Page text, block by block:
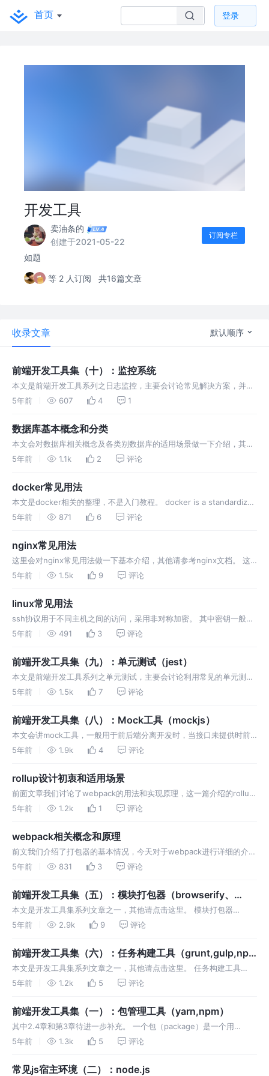
首页 登录
开发工具
卖油条的
创建于2021-05-22
订阅专栏
如题
等 2 人订阅 共16篇文章
收录文章 默认顺序
前端开发工具集（十）：监控系统
本文是前端开发工具系列之日志监控，主要会讨论常见解决方案，并选
取一种进行详细介绍，该系列其他部分请参考这里。 前端监控系统虽重
手段替代，一方面不可替代的部分影响大多也不会太致命，因此可按需
引入。 js错误，比如由于浏…
5年前 607 4 1
数据库基本概念和分类
本文会对数据库相关概念及各类别数据库的适用场景做一下介绍，其中
概念部分主要参考 Database System Concepts, Sixth Edition 和
本介绍…
5年前 1.1k 2 评论
docker常见用法
本文是docker相关的整理，不是入门教程。 docker is a standardized
unit of software,可以更轻量的实现虚拟机的资源隔离和分配功能，可
建多个不同环境。相关术语可以参…
5年前 871 6 评论
nginx常见用法
这里会对nginx常见用法做一下基本介绍，其他请参考nginx文档。 这
里假定已经下载完。 nginx包含很多模块，我们可以使用配置文件中的
一个分号。 一个块指令(block directive)和一个简单指令类…
5年前 1.5k 9 评论
linux常见用法
ssh协议用于不同主机之间的访问，采用非对称加密。 其中密钥一般在
~/.ssh下面，其中id_rsa.pub表示公钥，id_rsa表示私钥，如果不存在
此为了防止中间人攻击，第一次登录时需要确认被登…
5年前 491 3 评论
前端开发工具集（九）：单元测试（jest）
本文是前端开发工具系列之单元测试，主要会讨论利用常见的单元测试
工具的原理和使用，保证前端开发时的代码正确性，该系列其他部分请
成全套的自动化测试。 unit test 单元测试是对一个模块、一个函数或
者一个类来进行正…
5年前 1.5k 7 评论
前端开发工具集（八）：Mock工具（mockjs）
本文会讲mock工具，一般用于前后端分离开发时，当接口未提供时前
端进行模拟接口数据，也可用于自动化测试。 主要内容是从源码出发对
Handler.gen(rurl),后者在这里定义，这里的参数是模板templa…
5年前 1.9k 4 评论
rollup设计初衷和适用场景
前面文章我们讨论了webpack的用法和实现原理，这一篇介绍的rollup
是另一个打包器，有了之前的基础，rollup的使用就很简单了，因此相
块组合在一起，解决全局作用域和依赖关系等问题。rollup是在es6的
模…
5年前 1.2k 1 评论
webpack相关概念和原理
前文我们介绍了打包器的基本情况，今天对于webpack进行详细的介
绍。 执行webpack打包我们第一个文件，如果没有配置文件默认entry
npx webpack或者在package.js…
5年前 831 3 评论
前端开发工具集（五）：模块打包器（browserify、
parcel、rollup、webpack）
本文是开发工具集系列文章之一，其他请点击这里。 模块打包器
(module bundler)，顾名思义就是将各个模块（module）打包到一个
对应script的一个概念，即可以理解为应用中使用到的非全…
5年前 2.9k 9 评论
前端开发工具集（六）：任务构建工具（grunt,gulp,npm
script）
本文是开发工具集系列文章之一，其他请点击这里。 任务构建工具
（task-runner）就是一些自动化组织、执行任务的工具，用来执行一
工具包括gulp,grunt,还有npm自带的npm script。 如果我们选择一…
5年前 1.2k 5 评论
前端开发工具集（一）：包管理工具（yarn,npm）
其中2.4章和第3章待进一步补充。 一个包（package）是一个用
package.json描述的文件。 一个模块（module）是在node_modules
semver，即semantic versio…
5年前 1.3k 5 评论
常见js宿主环境（二）：node.js